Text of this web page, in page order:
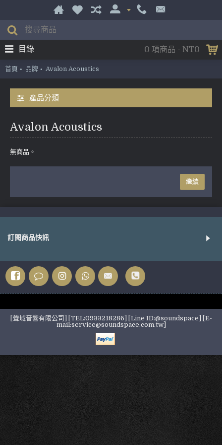
0 項商品 - NT0
目錄
首頁 品牌 Avalon Acoustics
產品分類
Avalon Acoustics
無商品。
繼續
訂閱商品快訊
[聲域音響有限公司] [TEL:0933218286] [Line ID:@soundspace] [E-
mail:service@soundspace.com.tw]